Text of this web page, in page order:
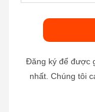
Đăng ký để được
nhất. Chúng tôi